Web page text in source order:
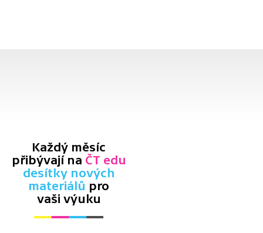
Každý měsíc
přibývají na ČT edu
desítky nových
materiálů pro
vaši výuku